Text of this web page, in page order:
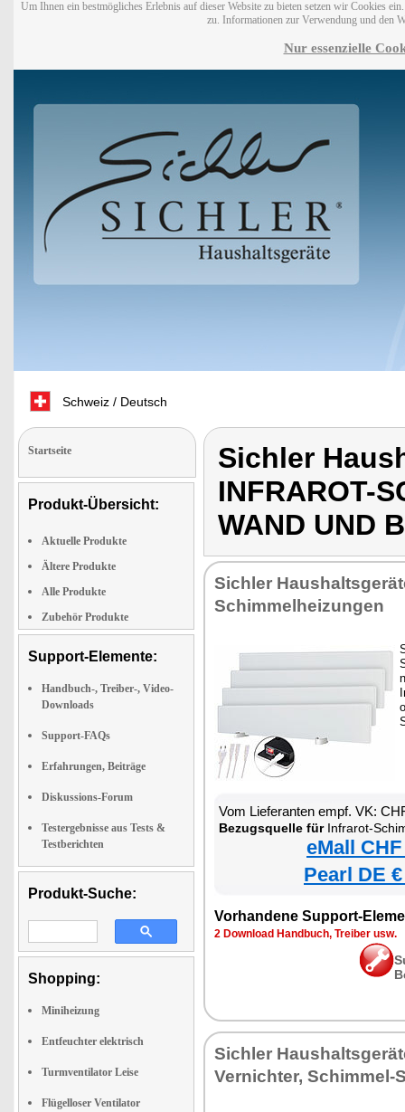
Um Ihnen ein bestmögliches Erlebnis auf dieser Website zu bieten setzen wir Cookies
zu. Informationen zur Verwendung und den
Nur essenzielle
Schweiz / Deutsch
Startseite
Produkt-Übersicht:
Aktuelle Produkte
Ältere Produkte
Alle Produkte
Zubehör Produkte
Support-Elemente:
Handbuch-, Treiber-, Video-
Downloads
Support-FAQs
Erfahrungen, Beiträge
Diskussions-Forum
Testergebnisse aus Tests &
Testberichten
Produkt-Suche:
Shopping:
Miniheizung
Entfeuchter elektrisch
Turmventilator Leise
Flügelloser Ventilator
Sichler
INFRAROT-
WAND UND
Sichler
Schimmelheizungen
Vom Lieferanten empf. VK:
Bezugsquelle fürInfrarot-
eMall
Pearl DE
Vorhandene Support-
2 Download Handbuch, Treiber usw.
Sichler
Vernichter, Schimmel-